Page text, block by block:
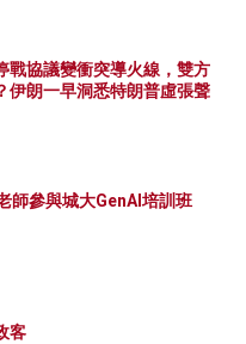
戰協議變衝突導火線，雙方
伊朗一早洞悉特朗普虛張聲
師參與城大GenAI培訓班
客